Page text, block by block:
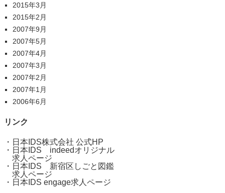
2015年3月
2015年2月
2007年9月
2007年5月
2007年4月
2007年3月
2007年2月
2007年1月
2006年6月
リンク
・ 日本IDS株式会社 公式HP
・ 日本IDS indeedオリジナル
求人ページ
・ 日本IDS 新宿区しごと図鑑
求人ページ
・ 日本IDS engage求人ページ